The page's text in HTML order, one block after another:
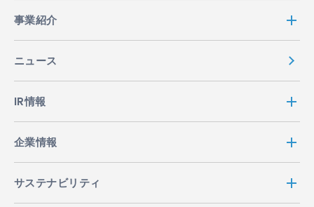
事業紹介
ニュース
IR情報
企業情報
サステナビリティ